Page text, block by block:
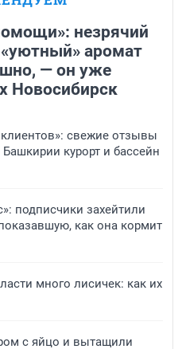
незрячий
аромат
— он уже
Новосибирск
свежие отзывы
курорт и бассейн
подписчики захейтили
как она кормит
много лисичек: как их
с яйцо и вытащили